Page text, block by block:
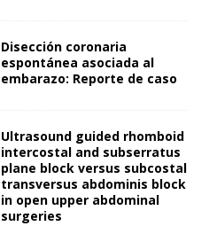
Disección coronaria
espontánea asociada al
embarazo: Reporte de caso
Ultrasound guided rhomboid
intercostal and subserratus
plane block versus subcostal
transversus abdominis block
in open upper abdominal
surgeries